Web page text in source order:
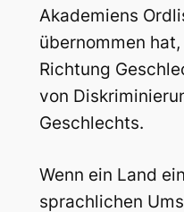
Akademiens
übernommen
Richtung
von
Geschlechts.
Wenn ein Land
sprachlichen